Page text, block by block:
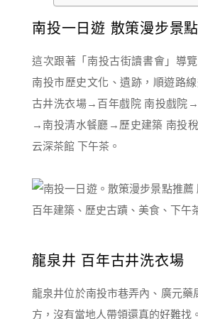
南投一日遊 散策漫步景
這次跟著「南投古街讀書會」導
南投市歷史文化、遺跡，順遊路
古井洗衣場→百年戲院 南投戲院
→南投清水餐廳→歷史建築 南投
云深茶館 下午茶。
龍泉井 百年古井洗衣場
龍泉井位於南投市巷弄內、廣元藥
方，沒有當地人帶領還真的好難找。